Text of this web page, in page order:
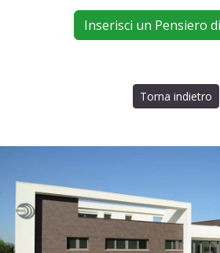
Inserisci un Pensiero
Torna indietro